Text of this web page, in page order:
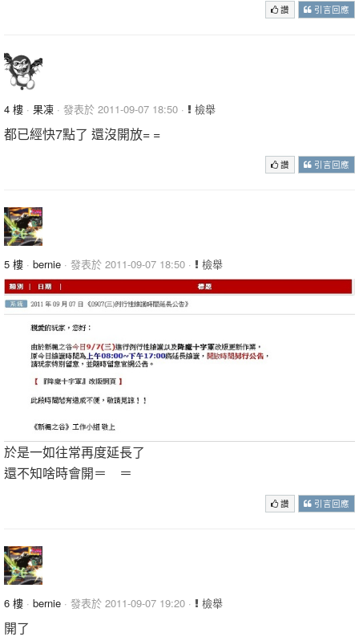
讚 引言回應
4 樓 · 果凍 · 發表於 2011-09-07 18:50 · 檢舉
都已經快7點了 還沒開放= =
讚 引言回應
5 樓 · bernie · 發表於 2011-09-07 18:50 · 檢舉
於是一如往常再度延長了
還不知啥時會開＝ ＝
讚 引言回應
6 樓 · bernie · 發表於 2011-09-07 19:20 · 檢舉
開了